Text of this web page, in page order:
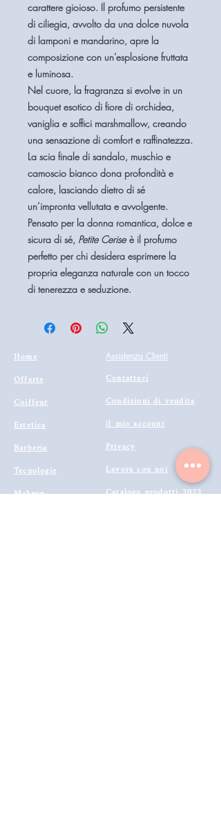
carattere gioioso. Il profumo persistente
di ciliegia, avvolto da una dolce nuvola
di lamponi e mandarino, apre la
composizione con un’esplosione fruttata
e luminosa.
Nel cuore, la fragranza si evolve in un
bouquetesotico di fiore di orchidea,
vaniglia e soffici marshmallow, creando
una sensazione di comfort e raffinatezza.
La scia finale di sandalo, muschio e
camoscio bianco dona profondità e
calore, lasciando dietro di sé
un’impronta vellutata e avvolgente.
Pensato per la donna romantica, dolce e
sicura di sé, Petite Ceriseè il profumo
perfetto per chi desidera esprimere la
propria eleganza naturale con un tocco
di tenerezza e seduzione.
Home
Offerte
Coiffeur
Estetica
Barberia
Tecnologie
Makeup
Assistenza Clienti
Contattaci
Condizioni di vendita
il mio account
Privacy
Lavora con noi
Catalogo prodotti 2022